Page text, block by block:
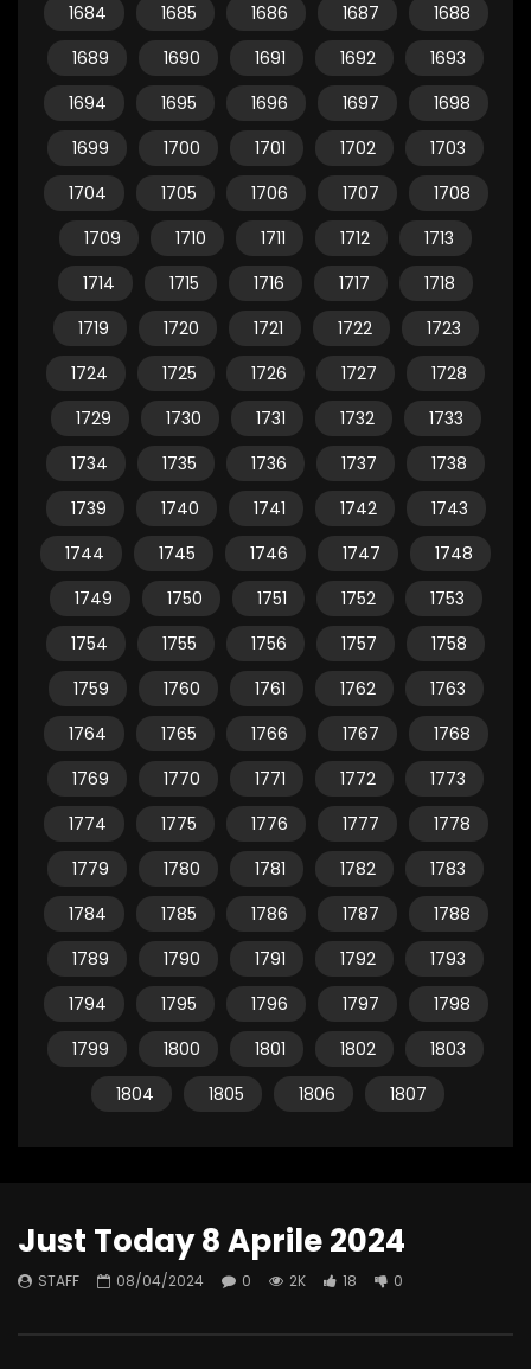
1684
1685 1686 1687
1688
1689
1690 1691 1692
1693
1694
1695 1696 1697
1698
1699
1700 1701 1702
1703
1704
1705 1706 1707
1708
1709
1710 1711 1712
1713
1714
1715 1716 1717
1718
1719
1720 1721 1722
1723
1724
1725 1726 1727
1728
1729
1730 1731 1732
1733
1734
1735 1736 1737
1738
1739
1740 1741 1742
1743
1744
1745 1746 1747
1748
1749
1750 1751 1752
1753
1754
1755 1756 1757
1758
1759
1760 1761 1762
1763
1764
1765 1766 1767
1768
1769
1770 1771 1772
1773
1774
1775 1776 1777
1778
1779
1780 1781 1782
1783
1784
1785 1786 1787
1788
1789
1790 1791 1792
1793
1794
1795 1796 1797
1798
1799
1800 1801 1802
1803
1804
1805 1806 1807
Just Today 8 Aprile 2024
STAFF 08/04/2024 0 2K 18 0